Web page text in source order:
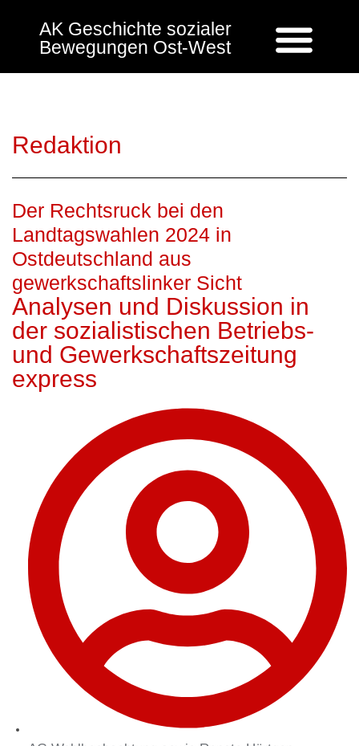
AK Geschichte sozialer
Bewegungen Ost-West
Redaktion
Der Rechtsruck bei den
Landtagswahlen 2024 in
Ostdeutschland aus
gewerkschaftslinker Sicht
Analysen und Diskussion in
der sozialistischen Betriebs-
und Gewerkschaftszeitung
express